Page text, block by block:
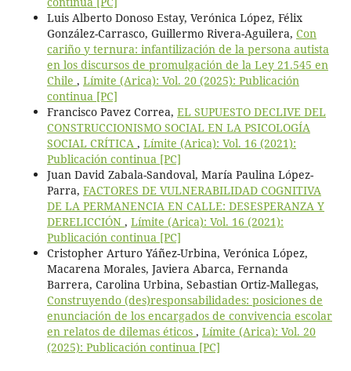
Luis Alberto Donoso Estay, Verónica López, Félix
González-Carrasco, Guillermo Rivera-Aguilera, Con
cariño y ternura: infantilización de la persona autista
en los discursos de promulgación de la Ley 21.545 en
Chile , Límite (Arica): Vol. 20 (2025): Publicación
continua [PC]
Francisco Pavez Correa, EL SUPUESTO DECLIVE DEL
CONSTRUCCIONISMO SOCIAL EN LA PSICOLOGÍA
SOCIAL CRÍTICA , Límite (Arica): Vol. 16 (2021):
Publicación continua [PC]
Juan David Zabala-Sandoval, María Paulina López-
Parra, FACTORES DE VULNERABILIDAD COGNITIVA
DE LA PERMANENCIA EN CALLE: DESESPERANZA Y
DERELICCIÓN , Límite (Arica): Vol. 16 (2021):
Publicación continua [PC]
Cristopher Arturo Yáñez-Urbina, Verónica López,
Macarena Morales, Javiera Abarca, Fernanda
Barrera, Carolina Urbina, Sebastian Ortiz-Mallegas,
Construyendo (des)responsabilidades: posiciones de
enunciación de los encargados de convivencia escolar
en relatos de dilemas éticos , Límite (Arica): Vol. 20
(2025): Publicación continua [PC]